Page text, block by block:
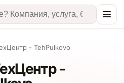
- TehPulkovo
-